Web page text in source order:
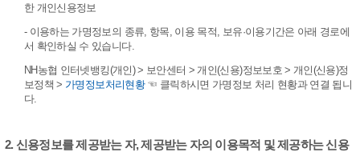
한 개인신용정보
- 이용하는 가명정보의 종류, 항목, 이용 목적, 보유·이용기간은 아래 경로에
서 확인하실 수 있습니다.
NH농협 인터넷뱅킹(개인) > 보안센터 > 개인(신용)정보보호 > 개인(신용)정
보정책 > 가명정보처리현황☜ 클릭하시면 가명정보 처리 현황과 연결 됩니
다.
2. 신용정보를 제공받는 자, 제공받는 자의 이용목적 및 제공하는 신용